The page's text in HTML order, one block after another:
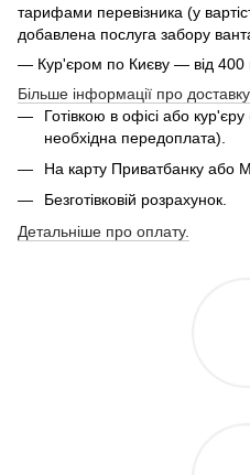
тарифами перевізника (у
добавлена послуга забору
— Кур'єром по Києву — від 400
Більше інформації про доставку
Готівкою в офісі або кур'єру
необхідна передоплата).
На карту Приватбанку або
Безготівковій розрахунок.
Детальніше про оплату.